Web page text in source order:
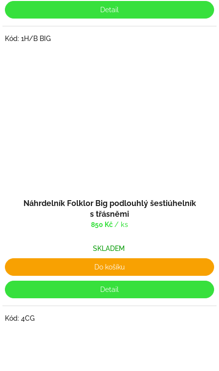
Detail
Náhrdelník Folklor Big podlouhlý šestiúhelník
s třásněmi
850 Kč / ks
SKLADEM
Do košíku
Detail
Kód: 1H/B BIG
Kód: 4CG